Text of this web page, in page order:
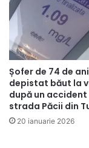
Șofer de 74 de
depistat băut la
după un accident
strada Păcii din
20 ianuarie 2026